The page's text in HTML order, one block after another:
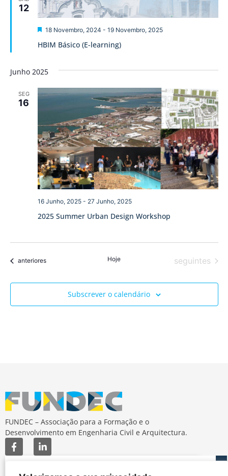
e
12
HBIM Básico (E-learning)
Destaque
18 Novembro, 2024 - 19 Novembro, 2025
Junho 2025
SEG
16
2025 Summer Urban Design Workshop
16 Junho, 2025- 27 Junho, 2025
Eventos
anteriores Hoje Eventos
seguintes
Subscrever o calendário
FUNDEC – Associação para a Formação e o
Desenvolvimento em Engenharia Civil e Arquitectura.